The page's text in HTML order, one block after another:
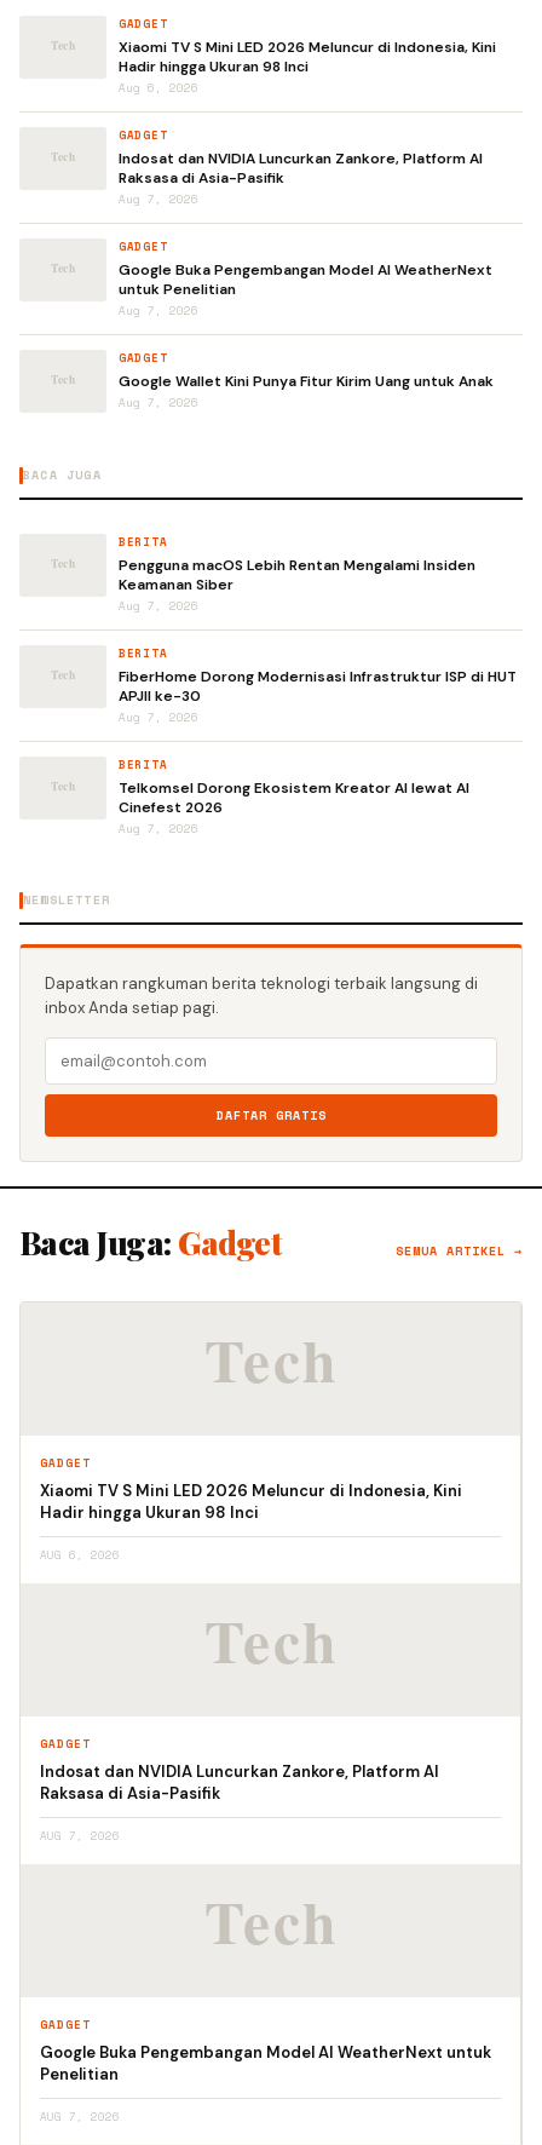
GADGET
Xiaomi TV S Mini LED 2026 Meluncur di Indonesia, Kini
Hadir hingga Ukuran 98 Inci
Aug 6, 2026
GADGET
Indosat dan NVIDIA Luncurkan Zankore, Platform AI
Raksasa di Asia-Pasifik
Aug 7, 2026
GADGET
Google Buka Pengembangan Model AI WeatherNext
untuk Penelitian
Aug 7, 2026
GADGET
Google Wallet Kini Punya Fitur Kirim Uang untuk Anak
Aug 7, 2026
BACA JUGA
BERITA
Pengguna macOS Lebih Rentan Mengalami Insiden
Keamanan Siber
Aug 7, 2026
BERITA
FiberHome Dorong Modernisasi Infrastruktur ISP di HUT
APJII ke-30
Aug 7, 2026
BERITA
Telkomsel Dorong Ekosistem Kreator AI lewat AI
Cinefest 2026
Aug 7, 2026
NEWSLETTER
Dapatkan rangkuman berita teknologi terbaik langsung di
inbox Anda setiap pagi.
DAFTAR GRATIS
Baca Juga: Gadget SEMUA ARTIKEL →
GADGET
Xiaomi TV S Mini LED 2026 Meluncur di Indonesia, Kini
Hadir hingga Ukuran 98 Inci
AUG 6, 2026
GADGET
Indosat dan NVIDIA Luncurkan Zankore, Platform AI
Raksasa di Asia-Pasifik
AUG 7, 2026
GADGET
Google Buka Pengembangan Model AI WeatherNext untuk
Penelitian
AUG 7, 2026